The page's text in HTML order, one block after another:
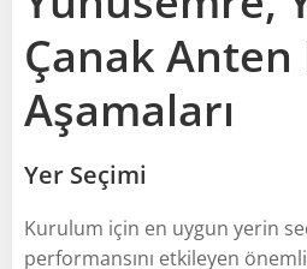
Çanak
Aşamaları
Yer Seçimi
Kurulum için en uygun yerin
performansını etkileyen